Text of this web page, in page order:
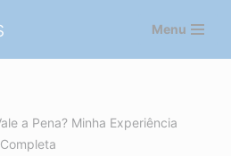
Menu
a Pena? Minha Experiência